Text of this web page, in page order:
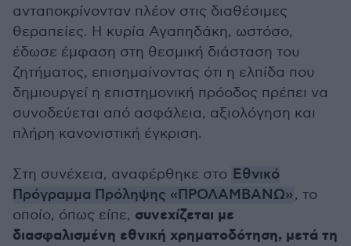
ανταποκρίνονταν πλέον στις διαθέσιμες
θεραπείες. Η κυρία Αγαπηδάκη, ωστόσο,
έδωσε έμφαση στη θεσμική διάσταση του
ζητήματος, επισημαίνοντας ότι η ελπίδα που
δημιουργεί η επιστημονική πρόοδος πρέπει να
συνοδεύεται από ασφάλεια, αξιολόγηση και
πλήρη κανονιστική έγκριση.
Στη συνέχεια, αναφέρθηκε στο Εθνικό
Πρόγραμμα Πρόληψης «ΠΡΟΛΑΜΒΑΝΩ», το
οποίο, όπως είπε, συνεχίζεται με
διασφαλισμένη εθνική χρηματοδότηση, μετά τη